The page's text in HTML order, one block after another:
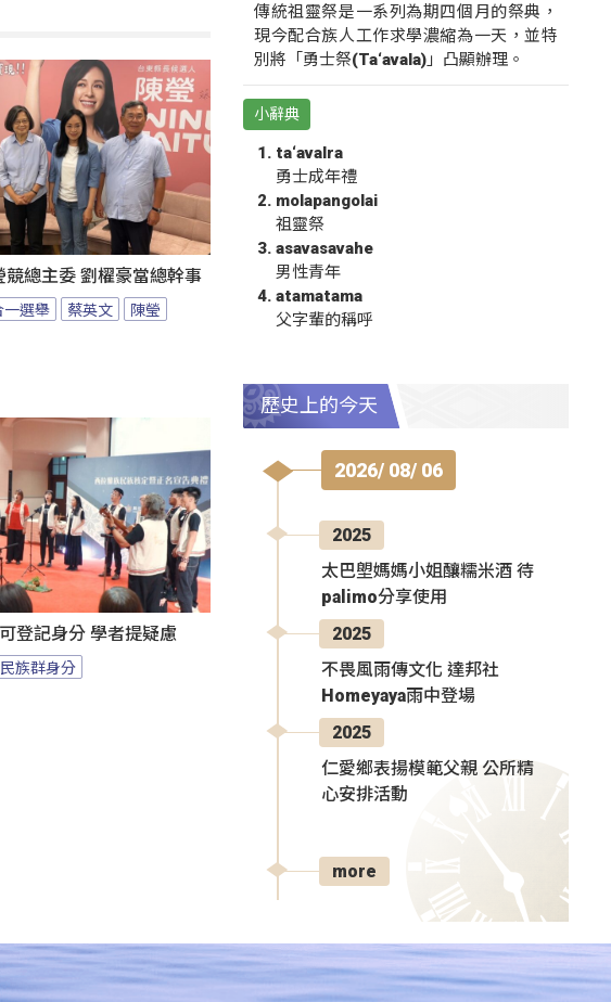
競總主委 劉櫂豪當總幹事
一選舉 蔡英文 陳瑩
登記身分 學者提疑慮
族群身分
傳統祖靈祭是一系列為期四個月的祭典，
現今配合族人工作求學濃縮為一天，並特
別將「勇士祭(Ta‘avala)」凸顯辦理。
小辭典
ta‘avalra
勇士成年禮
molapangolai
祖靈祭
asavasavahe
男性青年
atamatama
父字輩的稱呼
歷史上的今天
2026/ 08/ 06
2025
太巴塱媽媽小姐釀糯米酒 待
palimo分享使用
2025
不畏風雨傳文化 達邦社
Homeyaya雨中登場
2025
仁愛鄉表揚模範父親 公所精
心安排活動
more